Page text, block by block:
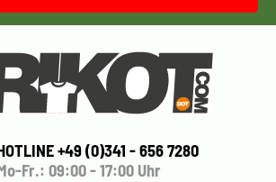
+49 (0)341 - 656 7280
Fr.: 09:00 - 17:00 Uhr